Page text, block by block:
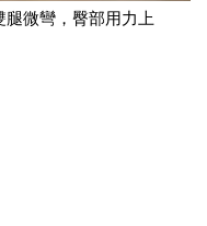
微彎，臀部用力上